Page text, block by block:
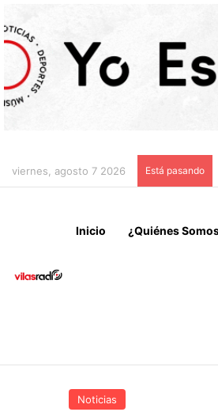
viernes, agosto 7 2026 Está pasando
Inicio ¿Quiénes
Noticias